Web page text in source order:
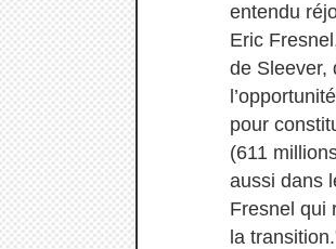
entendu
Eric
de Sleever,
pour
(611
aussi dans
Fresnel qui
la